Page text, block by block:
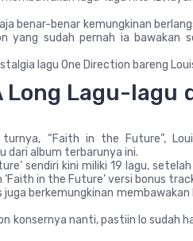
benar-benar kemungkinan
yang sudah pernah ia bawakan
lagu One Direction bareng
Long Lagu-lagu
turnya, “Faith in the Future”,
dari album terbarunya ini.
sendiri kini miliki 19 lagu,
in the Future’ versi bonus
juga berkemungkinan
konsernya nanti, pastiin lo sudah